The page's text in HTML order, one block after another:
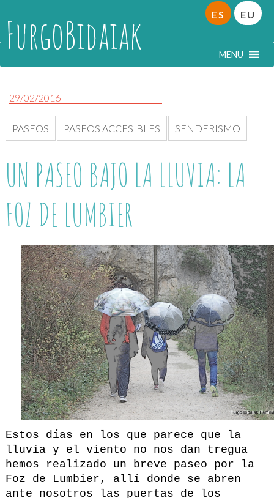
FurgoBidaiak MENU
ES EU
29/02/2016
PASEOS PASEOS ACCESIBLES SENDERISMO
UN PASEO BAJO LA LLUVIA: LA
FOZ DE LUMBIER
Estos días en los que parece que la
lluvia y el viento no nos dan tregua
hemos realizado un breve paseo por la
Foz de Lumbier, allí donde se abren
ante nosotros las puertas de los